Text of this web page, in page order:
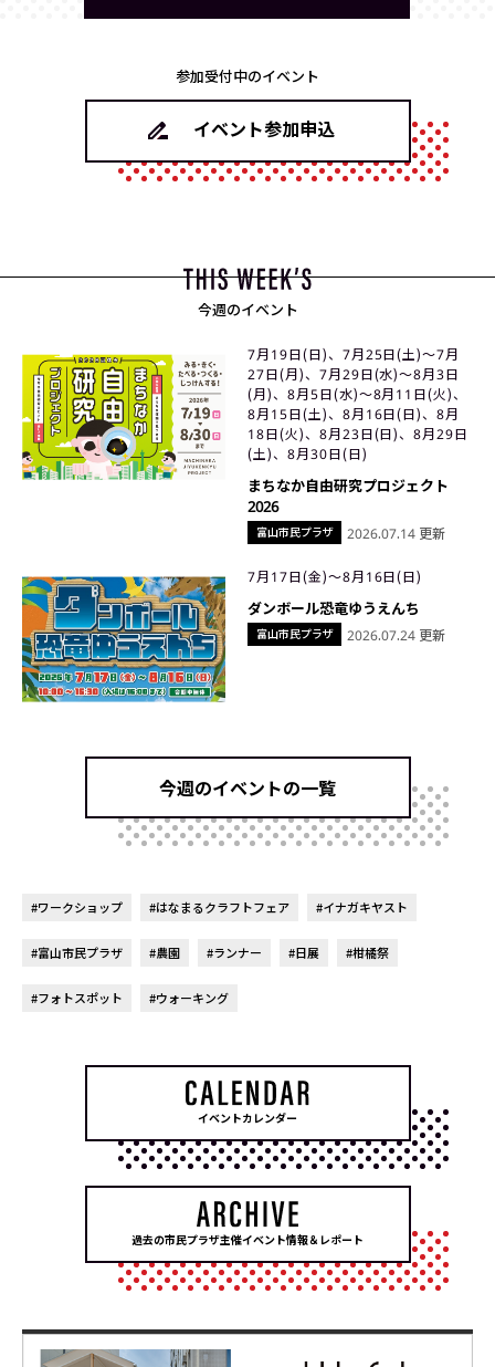
参加受付中のイベント
イベント参加申込
今週のイベント
富山市民プラザ
7月19日(日)、7月25日(土)〜7月
27日(月)、7月29日(水)〜8月3日
(月)、8月5日(水)〜8月11日(火)、
8月15日(土)、8月16日(日)、8月
18日(火)、8月23日(日)、8月29日
(土)、8月30日(日)
まちなか自由研究プロジェクト
2026
2026.07.14 更新
富山市民プラザ
7月17日(金)〜8月16日(日)
ダンボール恐竜ゆうえんち
2026.07.24 更新
今週のイベントの一覧
#ワークショップ #はなまるクラフトフェア #イナガキヤスト
#富山市民プラザ #農園 #ランナー #日展 #柑橘祭
#フォトスポット #ウォーキング
イベントカレンダー
過去の市民プラザ主催イベント情報＆レポート